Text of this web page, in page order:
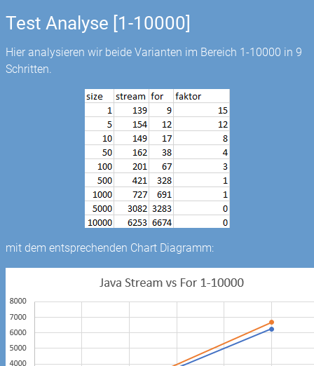
Test Analyse [1-10000]
Hier analysieren wir beide Varianten im Bereich 1-10000 in 9
Schritten.
mit dem entsprechenden Chart Diagramm: